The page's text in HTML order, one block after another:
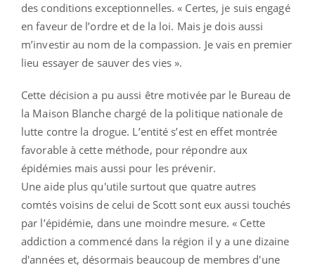
des conditions exceptionnelles. « Certes, je suis engagé
en faveur de l’ordre et de la loi. Mais je dois aussi
m’investir au nom de la compassion. Je vais en premier
lieu essayer de sauver des vies ».
Cette décision a pu aussi être motivée par le Bureau de
la Maison Blanche chargé de la politique nationale de
lutte contre la drogue. L’entité s’est en effet montrée
favorable à cette méthode, pour répondre aux
épidémies mais aussi pour les prévenir.
Une aide plus qu'utile surtout que quatre autres
comtés voisins de celui de Scott sont eux aussi touchés
par l’épidémie, dans une moindre mesure. « Cette
addiction a commencé dans la région il y a une dizaine
d'années et, désormais beaucoup de membres d'une